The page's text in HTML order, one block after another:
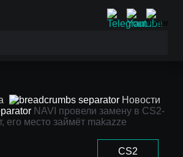
Новости
NAVI провели замену в CS2-
его место займёт makazze
CS2
замену в